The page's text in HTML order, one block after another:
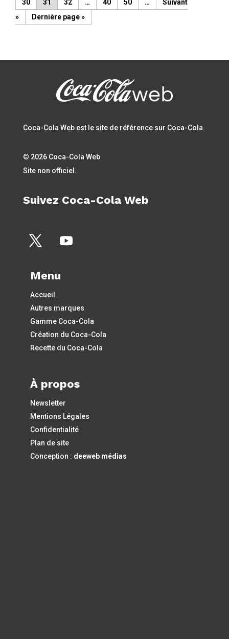
30
31 32 … 40 50
…
»
Dernière page »
Coca-Cola Web est le site de référence sur Coca-Cola.
© 2026 Coca-Cola Web
Site non officiel.
Suivez Coca-Cola Web
Menu
Accueil
Autres marques
Gamme Coca-Cola
Création du Coca-Cola
Recette du Coca-Cola
À propos
Newsletter
Mentions Légales
Confidentialité
Plan de site
Conception : deeweb médias